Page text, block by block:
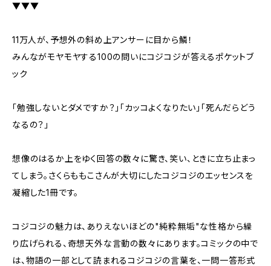
▼▼▼
11万人が、予想外の斜め上アンサーに目から鱗！
みんながモヤモヤする100の問いにコジコジが答えるポケットブ
ック
「勉強しないとダメですか？」「カッコよくなりたい」「死んだらどう
なるの？」
想像のはるか上をゆく回答の数々に驚き、笑い、ときに立ち止まっ
てしまう。さくらももこさんが大切にしたコジコジのエッセンスを
凝縮した1冊です。
コジコジの魅力は、ありえないほどの"純粋無垢"な性格から繰
り広げられる、奇想天外な言動の数々にあります。コミックの中で
は、物語の一部として読まれるコジコジの言葉を、一問一答形式